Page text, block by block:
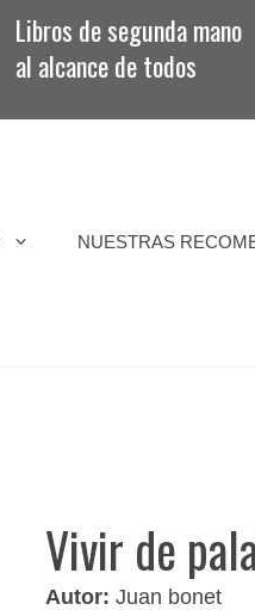
Libros de segunda mano
al alcance de todos
NUESTRAS
Vivir de
Autor:Juan bonet